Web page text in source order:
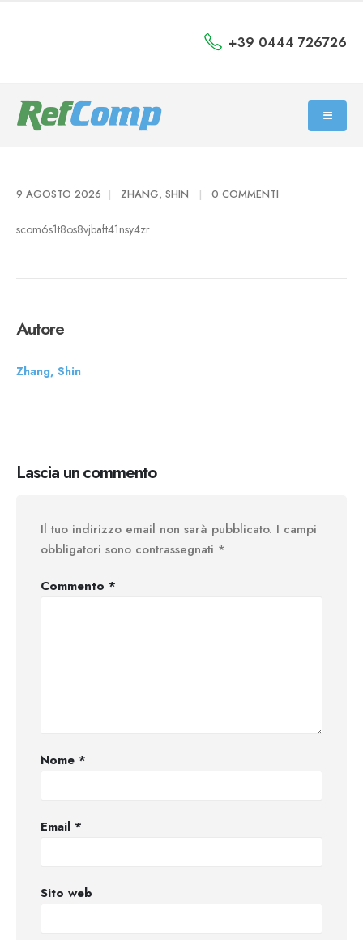
+39 0444 726726
9 AGOSTO 2026 ZHANG, SHIN 0 COMMENTI
scom6s1t8os8vjbaft41nsy4zr
Autore
Zhang, Shin
Lascia un commento
Il tuo indirizzo email non sarà pubblicato. I campi
obbligatori sono contrassegnati *
Commento *
Nome *
Email *
Sito web